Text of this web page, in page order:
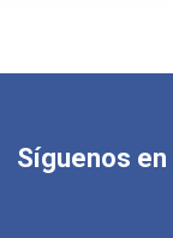
Síguenos en